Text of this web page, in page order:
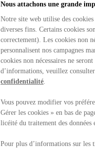
Nous attachons une grande
Notre site web utilise des
diverses fins. Certains cookies
correctement). Les cookies non
personnalisent nos campagnes
cookies non nécessaires ne
d’informations, veuillez
confidentialité.
Vous pouvez modifier vos
Gérer les cookies » en bas de
licéité du traitement des données
Pour plus d’informations sur les